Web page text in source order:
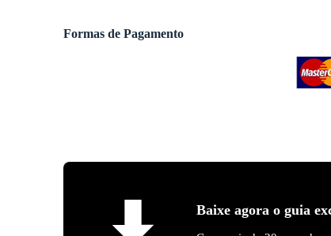
Formas de Pagamento
Baixe agora o guia